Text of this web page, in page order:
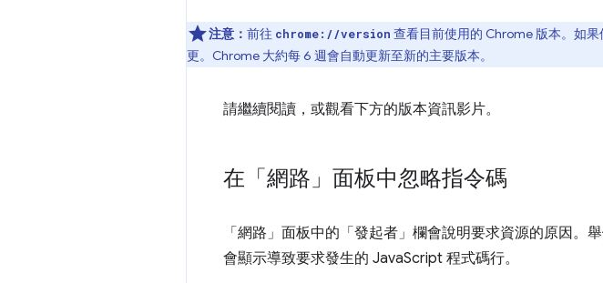
注意： 前往 chrome://version 查看目前使用的 Chrome 版本。如
更。Chrome 大約每 6 週會自動更新至新的主要版本。
請繼續閱讀，或觀看下方的版本資訊影片。
在「網路」面板中忽略指令碼
「網路」 面板中的「發起者」 欄會說明要求資源的原因。
會顯示導致要求發生的 JavaScript 程式碼行。